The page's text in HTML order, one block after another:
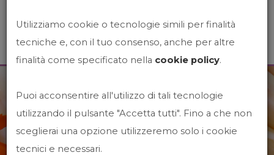
News&Events
Utilizziamo cookie o tecnologie simili per finalità
tecniche e, con il tuo consenso, anche per altre
finalità come specificato nella cookie policy.
Puoi acconsentire all'utilizzo di tali tecnologie
utilizzando il pulsante "Accetta tutti". Fino a che non
sceglierai una opzione utilizzeremo solo i cookie
tecnici e necessari.